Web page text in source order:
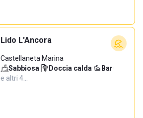
Lido L'Ancora
Castellaneta Marina
Sabbiosa· Doccia calda· Bar·
e altri 4…